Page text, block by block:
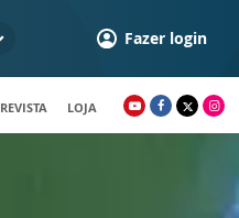
Fazer login
REVISTA LOJA